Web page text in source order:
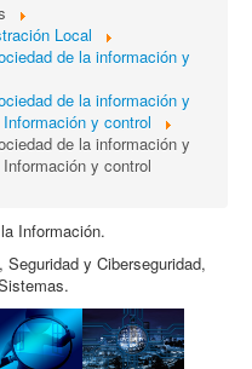
Local
de la información y
de la información y
y control
de la información y
y control
Información.
y Ciberseguridad,